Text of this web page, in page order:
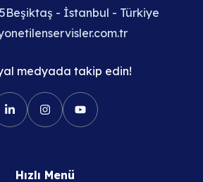
- İstanbul - Türkiye
medyada takip edin!
Hızlı Menü